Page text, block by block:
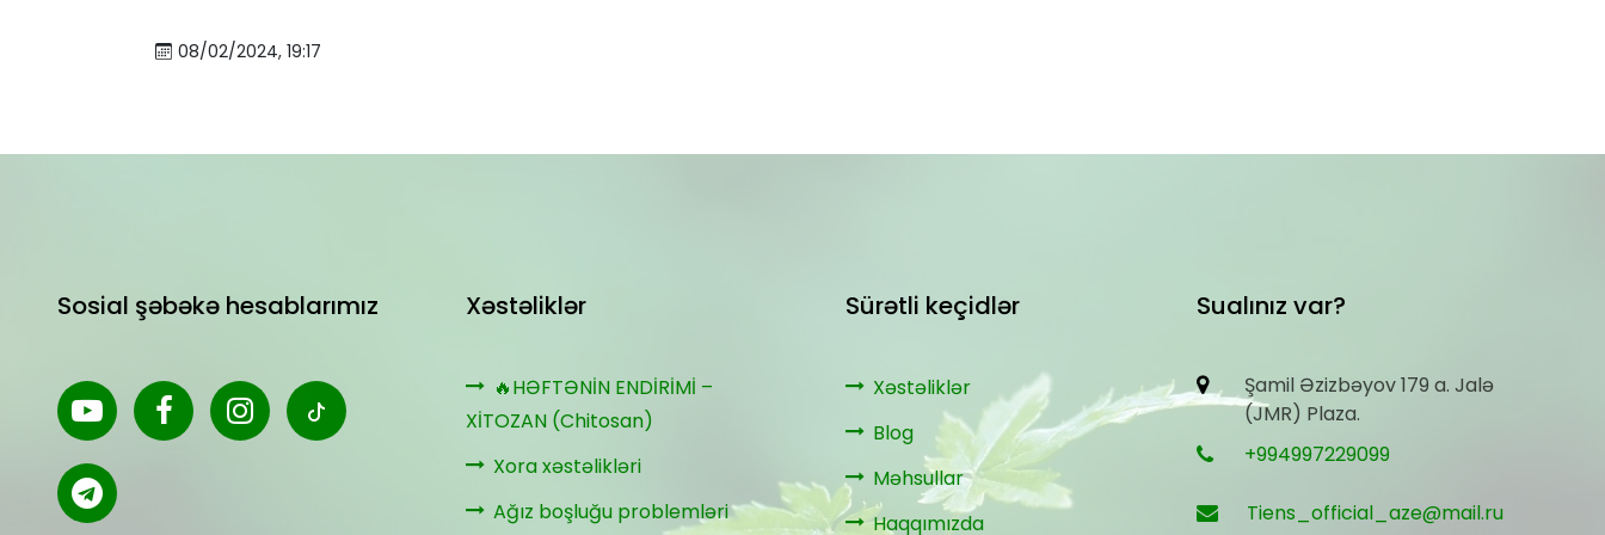
08/02/2024, 19:17
Sosial şəbəkə hesablarımız Xəstəliklər
🔥HƏFTƏNİN ENDİRİMİ –
XİTOZAN (Chitosan)
Xora xəstəlikləri
Ağız boşluğu problemləri
Sürətli keçidlər
Xəstəliklər
Blog
Məhsullar
Haqqımızda
Sualınız var?
Şamil Əzizbəyov 179 a. Jalə
(JMR) Plaza.
+994997229099
Tiens_official_aze@mail.ru